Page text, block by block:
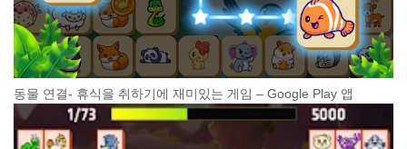
동물 연결- 휴식을 취하기에 재미있는 게임 – Google Play 앱